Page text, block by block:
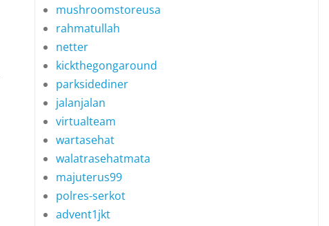
mushroomstoreusa
rahmatullah
netter
kickthegongaround
parksidediner
jalanjalan
virtualteam
wartasehat
walatrasehatmata
majuterus99
polres-serkot
advent1jkt